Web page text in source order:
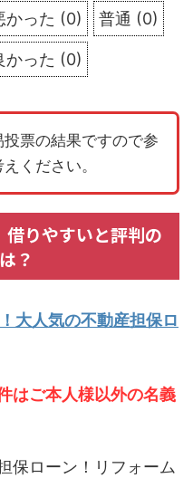
かった (0) 普通 (0)
かった (0)
投票の結果ですので参
ください。
りやすいと評判の
？
大人気の不動産担保ロ
はご本人様以外の名義
保ローン！リフォーム